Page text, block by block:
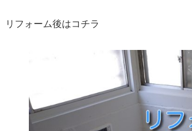
リフォーム後はコチラ